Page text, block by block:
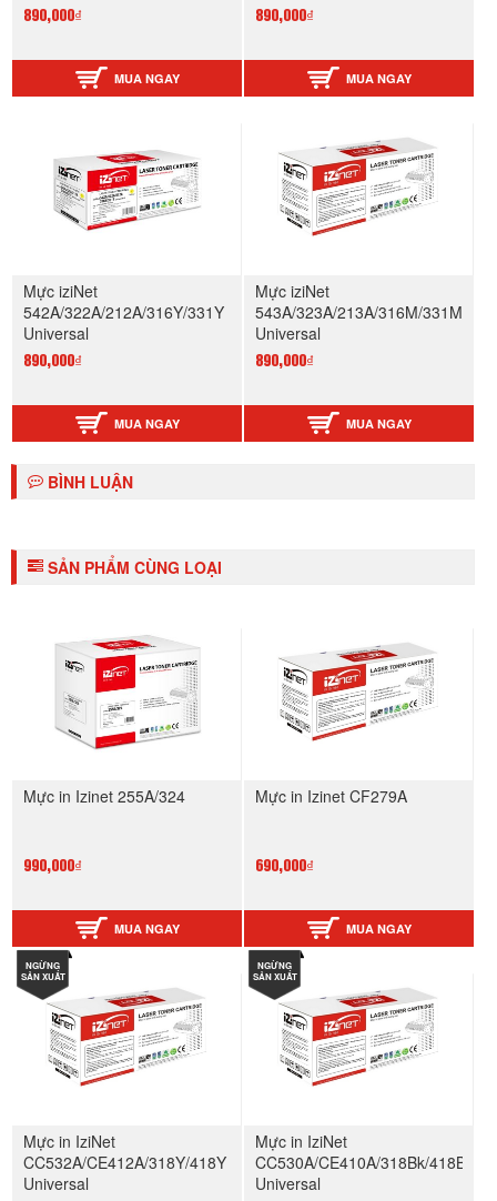
890,000₫
MUA NGAY
890,000₫
MUA NGAY
Mực iziNet
542A/322A/212A/316Y/331Y
Universal
890,000₫
MUA NGAY
Mực iziNet
543A/323A/213A/316M/331M
Universal
890,000₫
MUA NGAY
BÌNH LUẬN
SẢN PHẨM CÙNG LOẠI
Mực in Izinet 255A/324
990,000₫
MUA NGAY
Mực in Izinet CF279A
690,000₫
MUA NGAY
NGỪNG
SẢN XUẤT
Mực in IziNet
CC532A/CE412A/318Y/418Y
Universal
NGỪNG
SẢN XUẤT
Mực in IziNet
CC530A/CE410A/318Bk/418Bk
Universal